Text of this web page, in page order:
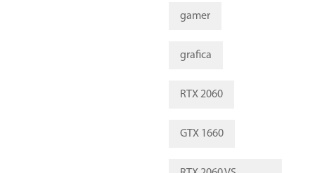
gamer
grafica
RTX 2060
GTX 1660